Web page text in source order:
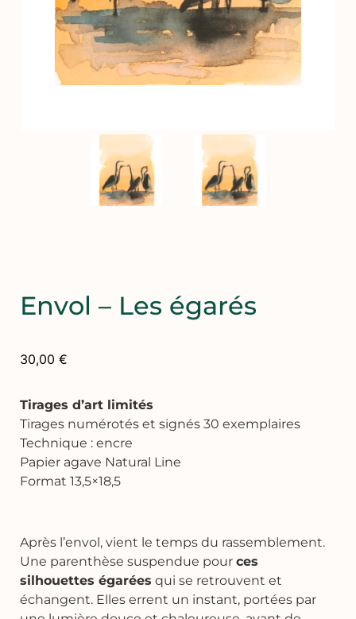
Envol – Les égarés
30,00 €
Tirages d’art limités
Tirages numérotés et signés 30 exemplaires
Technique : encre
Papier agave Natural Line
Format 13,5×18,5
Après l’envol, vient le temps du rassemblement.
Une parenthèse suspendue pour ces
silhouettes égarées qui se retrouvent et
échangent. Elles errent un instant, portées par